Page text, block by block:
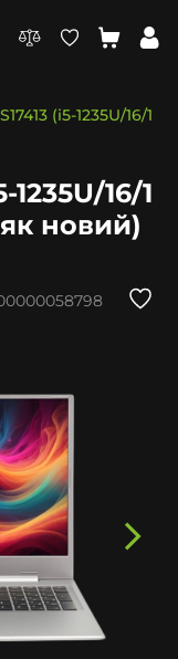
(i5-1235U/16/1
1235U/16/1
новий)